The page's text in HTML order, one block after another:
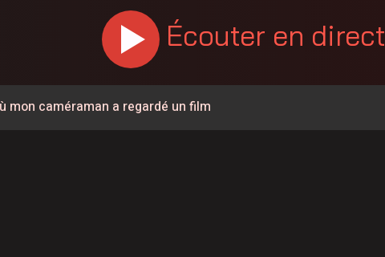
Écouter en direct
mon caméraman a regardé un film
éolien dans la MRC de l’Érable